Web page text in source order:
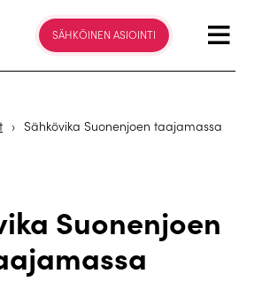
SÄHKÖINEN ASIOINTI
› Sähkövika Suonenjoen taajamassa
Suonenjoen